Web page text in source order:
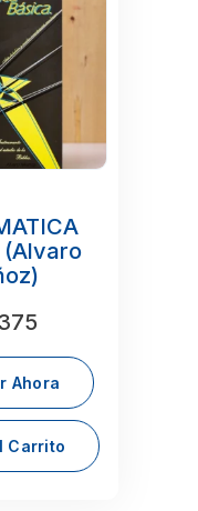
(Alvaro
Ahora
Carrito